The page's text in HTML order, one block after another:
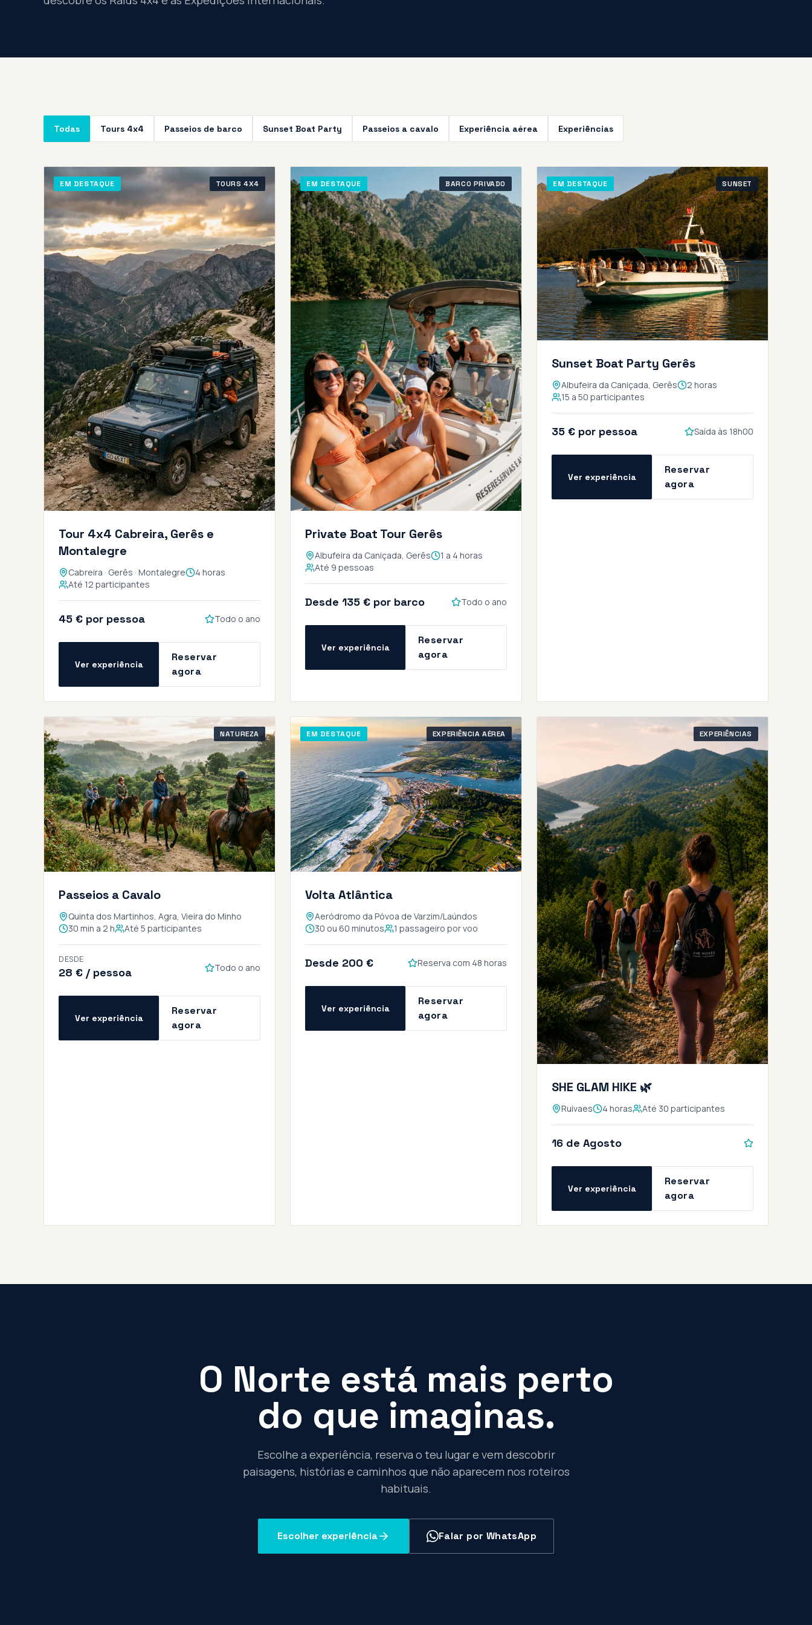
Todas Tours 4x4 Passeios de barco Sunset Boat Party Passeios a cavalo Experiência aérea Experiências
EM DESTAQUE TOURS 4X4
Tour 4x4 Cabreira, Gerês e
Montalegre
Cabreira · Gerês · Montalegre
4 horas
Até 12 participantes
45 € por pessoa Todo o ano
Ver experiência
Reservar
agora
EM DESTAQUE BARCO PRIVADO
Private Boat Tour Gerês
Albufeira da Caniçada, Gerês
1 a 4 horas
Até 9 pessoas
Desde 135 € por barco Todo o ano
Ver experiência
Reservar
agora
EM DESTAQUE SUNSET
Sunset Boat Party Gerês
Albufeira da Caniçada, Gerês
2 horas
15 a 50 participantes
35 € por pessoa Saída às 18h00
Ver experiência
Reservar
agora
NATUREZA
Passeios a Cavalo
Quinta dos Martinhos, Agra, Vieira do Minho
30 min a 2 h
Até 5 participantes
DESDE
28 € / pessoa Todo o ano
Ver experiência
Reservar
agora
EM DESTAQUE EXPERIÊNCIA AÉREA
Volta Atlântica
Aeródromo da Póvoa de Varzim/Laúndos
30 ou 60 minutos
1 passageiro por voo
Desde 200 € Reserva com 48 horas
Ver experiência
Reservar
agora
EXPERIÊNCIAS
SHE GLAM HIKE 🌿
Ruivaes 4 horas Até 30 participantes
16 de Agosto
Ver experiência
Reservar
agora
O Norte está mais perto
do que imaginas.
Escolhe a experiência, reserva o teu lugar e vem descobrir
paisagens, histórias e caminhos que não aparecem nos roteiros
habituais.
Escolher experiência Falar por WhatsApp